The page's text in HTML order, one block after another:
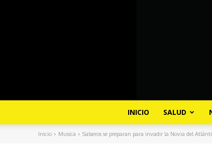
INICIO SALUD
Inicio Musica Salseros se preparan para invadir la Novia del